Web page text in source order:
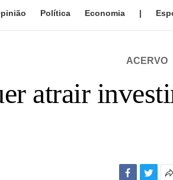
Política Economia |
ACERVO
atrair